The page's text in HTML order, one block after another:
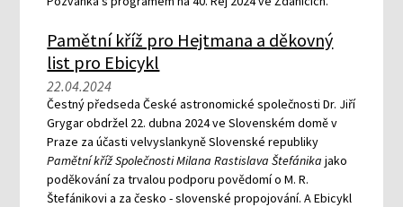
Pamětní kříž pro Hejtmana a děkovný
list pro Ebicykl
22.04.2024
Čestný předseda České astronomické společnosti Dr. Jiří
Grygar obdržel 22. dubna 2024 ve Slovenském domě v
Praze za účasti velvyslankyně Slovenské republiky
Pamětní kříž Společnosti Milana Rastislava Štefánika jako
poděkování za trvalou podporu povědomí o M. R.
Štefánikovi a za česko - slovenské propojování. A Ebicykl